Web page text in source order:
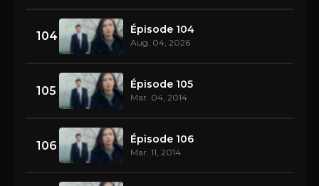
104 Épisode 104
Aug. 04, 2026
105 Épisode 105
Mar. 04, 2014
106 Épisode 106
Mar. 11, 2014